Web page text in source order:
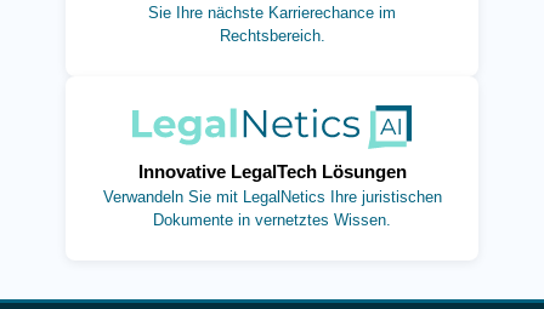
Sie Ihre nächste Karrierechance im
Rechtsbereich.
Innovative LegalTech Lösungen
Verwandeln Sie mit LegalNetics Ihre juristischen
Dokumente in vernetztes Wissen.
(öffnet in neuem Tab)